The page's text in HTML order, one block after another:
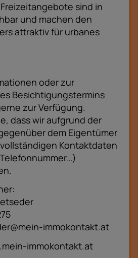
sind in
und machen den
attraktiv für urbanes
oder zur
Besichtigungstermins
zur Verfügung.
dass wir aufgrund der
dem Eigentümer
Kontaktdaten
immokontakt.at
immokontakt.at